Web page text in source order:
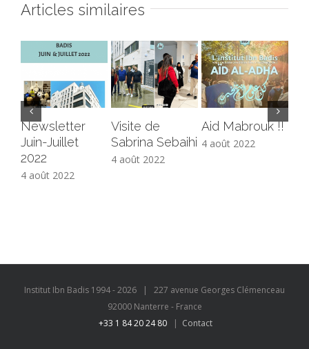
Articles similaires
Newsletter
Juin-Juillet
2022
4 août 2022
Visite de
Sabrina Sebaihi
4 août 2022
Aid Mabrouk !!
4 août 2022
Institut Ibn Badis 1994 -2026 | 227 avenue Georges Clémenceau
92000 Nanterre - France
+33 1 84 20 24 80 | Contact